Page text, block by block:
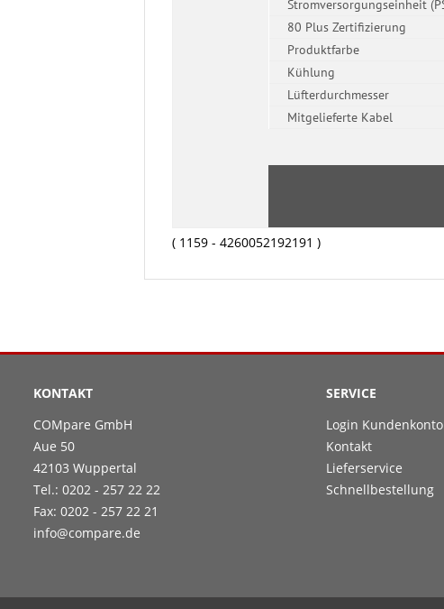
( 1159 - 4260052192191 )
KONTAKT
COMpare GmbH
Aue 50
42103 Wuppertal
Tel.: 0202 - 257 22 22
Fax: 0202 - 257 22 21
info@compare.de
SERVICE
Login Kundenkonto
Kontakt
Lieferservice
Schnellbestellung